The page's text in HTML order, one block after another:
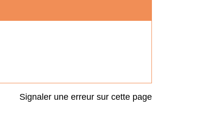
Signaler une erreur sur cette page